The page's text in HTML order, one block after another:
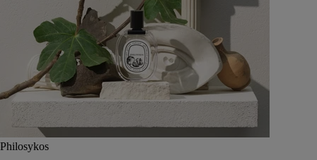
Philosykos